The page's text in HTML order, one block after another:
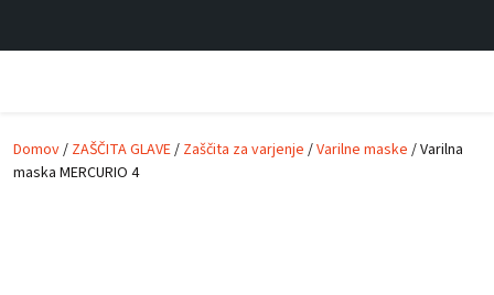
Domov/ ZAŠČITA GLAVE/ Zaščita za varjenje /Varilne maske / Varilna
maska MERCURIO 4